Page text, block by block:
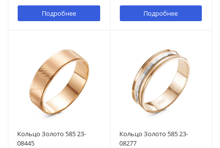
Подробнее Подробнее
Кольцо Золото 585 23-
08445
Кольцо Золото 585 23-
08277